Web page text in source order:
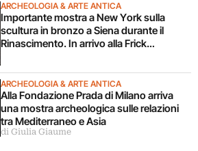
ARCHEOLOGIA & ARTE ANTICA
Importante mostra a New York sulla
scultura in bronzo a Siena durante il
Rinascimento. In arrivo alla Frick
ARCHEOLOGIA & ARTE ANTICA
Alla Fondazione Prada di Milano arriva
una mostra archeologica sulle relazioni
tra Mediterraneo e Asia
di Giulia Giaume